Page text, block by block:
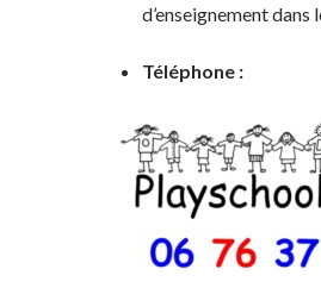
d’enseignement
Téléphone :